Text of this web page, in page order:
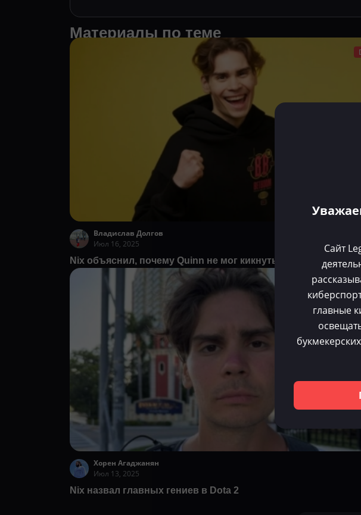
Материалы по теме
Владислав Долгов
Июл 16, 2025
Nix объяснил, почему Quinn не мог кикнуть dyrachyo
Хорен Агаджанян
Июл 13, 2025
Nix назвал главных гениев в Dota 2
Сайт
главные